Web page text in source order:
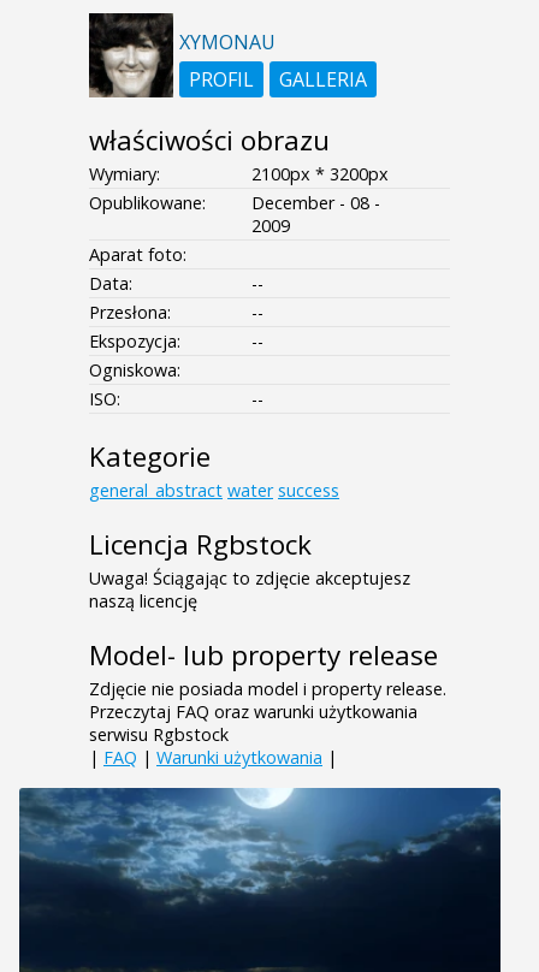
XYMONAU
PROFIL
GALLERIA
właściwości obrazu
Wymiary:
2100px * 3200px
Opublikowane:
December - 08 -
2009
Aparat foto:
Data:
--
Przesłona:
--
Ekspozycja:
--
Ogniskowa:
ISO:
--
Kategorie
general_abstract water success
Licencja Rgbstock
Uwaga! Ściągając to zdjęcie akceptujesz
naszą licencję
Model- lub property release
Zdjęcie nie posiada model i property release.
Przeczytaj FAQ oraz warunki użytkowania
serwisu Rgbstock
| FAQ | Warunki użytkowania |